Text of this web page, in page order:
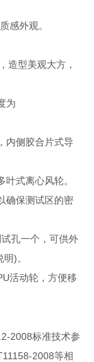
感外观。
造型美观大方，
为
内侧胶合片式导
式离心风轮。
确保测试区的密
孔一个，可供外
)。
活动轮，方便移
2008标准技术参
2008等相